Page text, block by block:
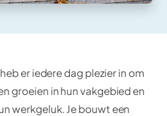
er iedere dag plezier in om
groeien in hun vakgebied en
werkgeluk. Je bouwt een